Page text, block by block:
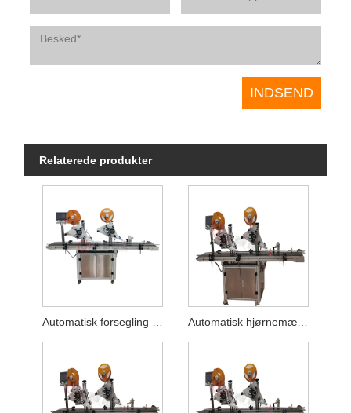
Relaterede produkter
Automatisk forsegling og etikettering af puslespilsbokse Automatisk hjørnemærkemaskine